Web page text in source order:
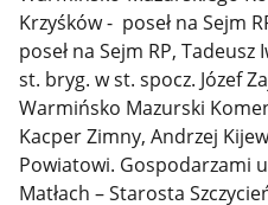
Krzyśków - poseł na Sejm
poseł na Sejm RP, Tadeusz
st. bryg. w st. spocz. Józef
Warmińsko Mazurski
Kacper Zimny, Andrzej
Powiatowi. Gospodarzami
Matłach – Starosta